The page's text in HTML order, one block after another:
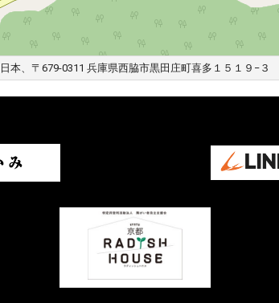
日本、〒679-0311 兵庫県西脇市黒田庄町喜多１５１９−３